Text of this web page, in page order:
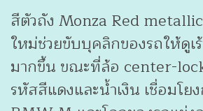
สีตัวถัง Monza Red
ใหม่ช่วยขับบุคลิกของรถให้ดูเ
มากขึ้น ขณะที่ล้อ center-
รหัสสีแดงและน้ำเงิน เชื่อมโย